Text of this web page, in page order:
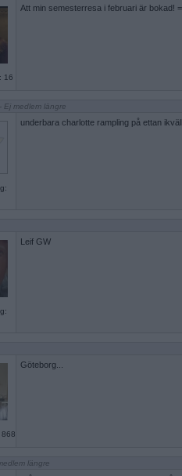
16
Att min semesterresa i februari är bokad!
- Ej medlem längre
underbara charlotte rampling på ettan
Leif GW
Göteborg...
längre